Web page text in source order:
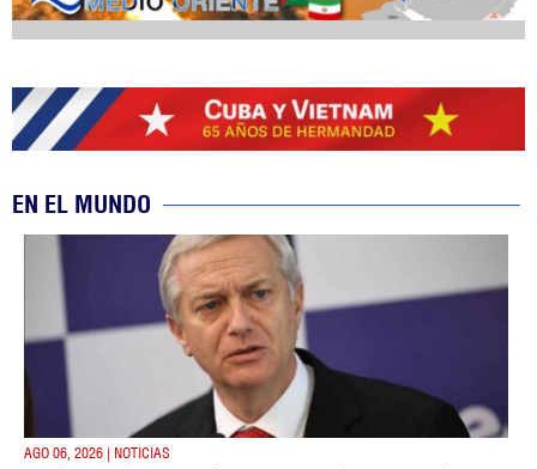
EN EL MUNDO
AGO 06, 2026 | NOTICIAS